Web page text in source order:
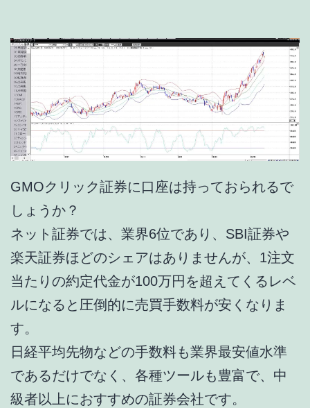
GMOクリック証券に口座は持っておられるで
しょうか？
ネット証券では、業界6位であり、SBI証券や
楽天証券ほどのシェアはありませんが、1注文
当たりの約定代金が100万円を超えてくるレベ
ルになると圧倒的に売買手数料が安くなりま
す。
日経平均先物などの手数料も業界最安値水準
であるだけでなく、各種ツールも豊富で、中
級者以上におすすめの証券会社です。